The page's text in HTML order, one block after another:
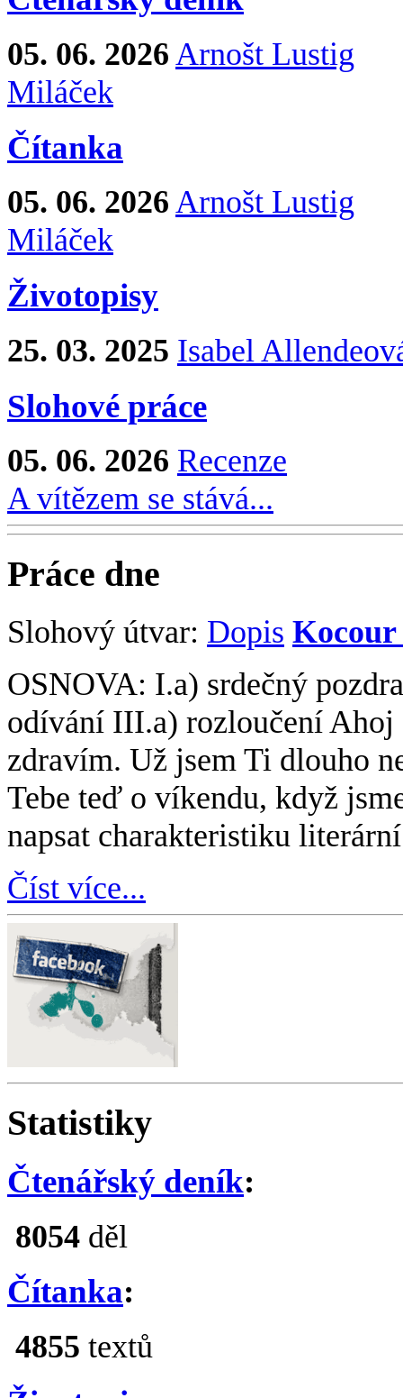
Aktuálně
Čtenářský deník
05. 06. 2026
Miláček
Čítanka
05. 06. 2026
Miláček
Životopisy
25. 03. 2025 Isabel
Slohové práce
05. 06. 2026
A vítězem se stává...
Práce dne
Slohový útvar:Dopis
OSNOVA: I.a) srdečný
odívání III.a) rozloučení Ahoj
zdravím. Už jsem Ti dlouho
Tebe teď o víkendu, když
napsat charakteristiku
Číst více...
Statistiky
Čtenářský deník
8054 děl